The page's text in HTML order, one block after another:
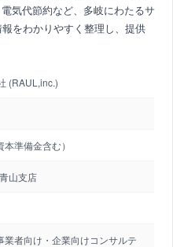
気代節約など、多岐にわたるサ
をわかりやすく整理し、提供
(RAUL,inc.)
準備金含む）
山支店
業者向け・企業向けコンサルテ